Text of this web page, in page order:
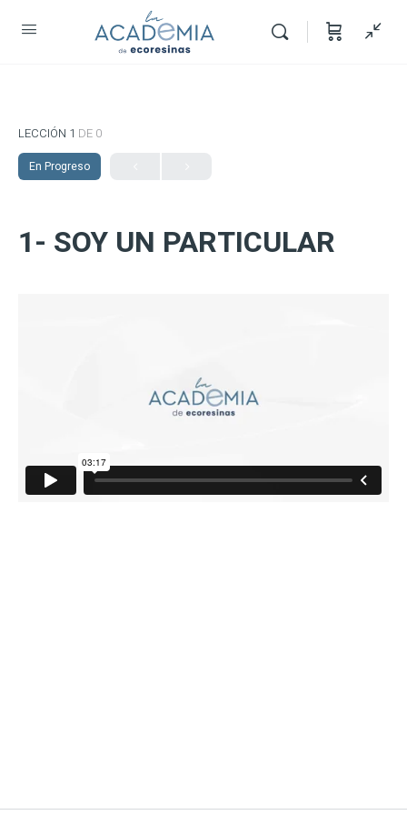
LECCIÓN 1 DE 0
En Progreso
1- SOY UN PARTICULAR